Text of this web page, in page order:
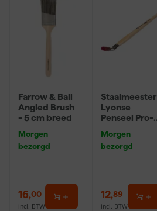
Farrow & Ball
Angled Brush
- 5 cm breed
Morgen
bezorgd
16,00
incl. BTW
Staalmeester
Lyonse
Penseel Pro-
16
Morgen
bezorgd
12,89
incl. BTW